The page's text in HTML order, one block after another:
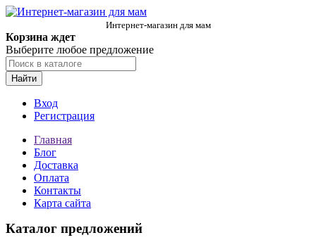
Интернет-магазин для мам
Корзина ждет
Выберите любое предложение
Найти
Вход
Регистрация
Главная
Блог
Доставка
Оплата
Контакты
Карта сайта
Каталог предложений